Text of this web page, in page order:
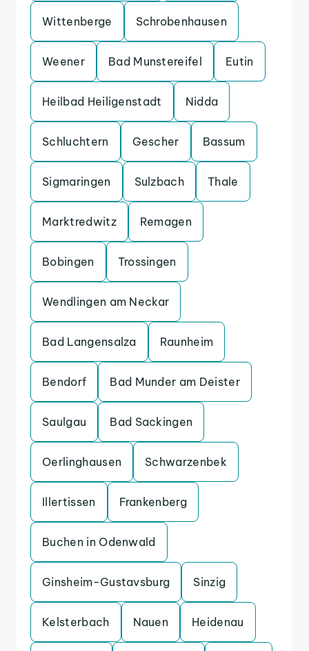
Wittenberge Schrobenhausen
Weener Bad Munstereifel Eutin
Heilbad Heiligenstadt Nidda
Schluchtern Gescher Bassum
Sigmaringen Sulzbach Thale
Marktredwitz Remagen
Bobingen Trossingen
Wendlingen am Neckar
Bad Langensalza Raunheim
Bendorf Bad Munder am Deister
Saulgau Bad Sackingen
Oerlinghausen Schwarzenbek
Illertissen Frankenberg
Buchen in Odenwald
Ginsheim-Gustavsburg Sinzig
Kelsterbach Nauen Heidenau